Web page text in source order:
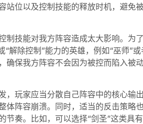
站位以及控制技能的释放时机，避免被
制技能对我方阵容造成太大影响。为
“解除控制”能力的英雄，例如“巫师”
确保我方阵容不会因为被控而陷入被动
，玩家应当分散自己阵容中的核心输
体阵容崩溃。同时，适当的反击策略
节奏。比如，可以选择“剑圣”这类具